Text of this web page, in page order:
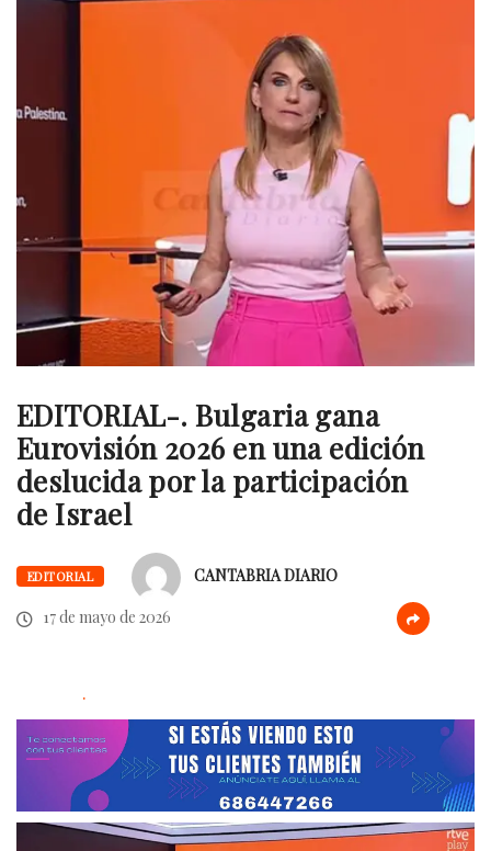
EDITORIAL-. Bulgaria gana
Eurovisión 2026 en una edición
deslucida por la participación
de Israel
EDITORIAL
CANTABRIA DIARIO
17 de mayo de 2026
.